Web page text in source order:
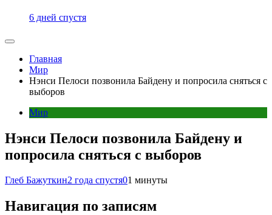
6 дней спустя
Главная
Мир
Нэнси Пелоси позвонила Байдену и попросила сняться с
выборов
Мир
Нэнси Пелоси позвонила Байдену и
попросила сняться с выборов
Глеб Бажуткин2 года спустя01 минуты
Навигация по записям